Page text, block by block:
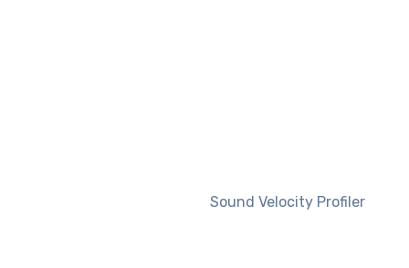
Sound Velocity Profiler